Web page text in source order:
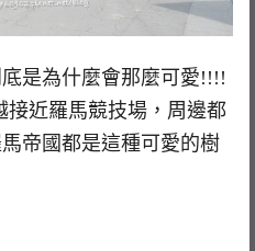
是為什麼會那麼可愛!!!!
近羅馬競技場，周邊都
帝國都是這種可愛的樹